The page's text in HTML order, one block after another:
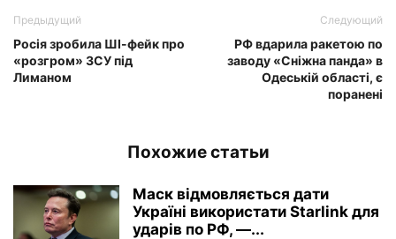
Предыдущий
Росія зробила ШІ-фейк про
«розгром» ЗСУ під
Лиманом
Следующий
РФ вдарила ракетою по
заводу «Сніжна панда» в
Одеській області, є
поранені
Похожие статьи
Маск відмовляється дати
Україні використати Starlink для
ударів по РФ, —...